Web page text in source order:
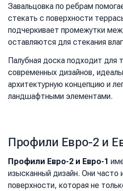
Завальцовка по ребрам
стекать с поверхности
подчеркивает промежутки
оставляются для стекания
Палубная доска подходит для
современных дизайнов,
архитектурную концепцию и
ландшафтными элементами.
Профили Евро-2 и
Профили Евро-2 и Евро-1
изысканный дизайн. Они
поверхности, которая не